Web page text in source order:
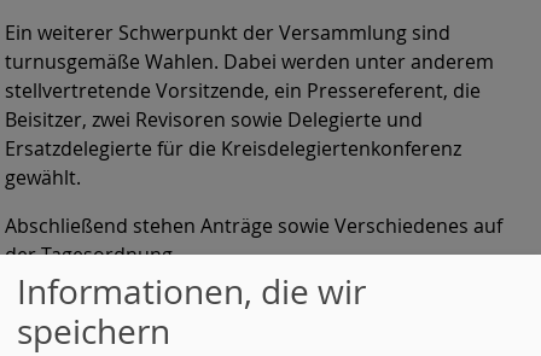
Ein weiterer Schwerpunkt der Versammlung sind
turnusgemäße Wahlen. Dabei werden unter anderem
stellvertretende Vorsitzende, ein Pressereferent, die
Beisitzer, zwei Revisoren sowie Delegierte und
Ersatzdelegierte für die Kreisdelegiertenkonferenz
gewählt.
Abschließend stehen Anträge sowie Verschiedenes auf
der Tagesordnung.
Informationen, die wir
speichern